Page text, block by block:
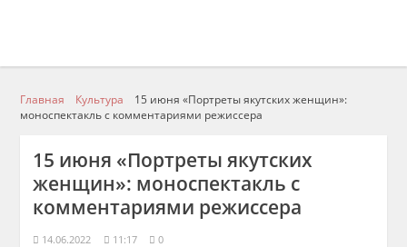
Главная Культура
15 июня «Портреты якутских женщин»:
моноспектакль с комментариями режиссера
15 июня «Портреты якутских
женщин»: моноспектакль с
комментариями режиссера
14.06.2022 11:17 0